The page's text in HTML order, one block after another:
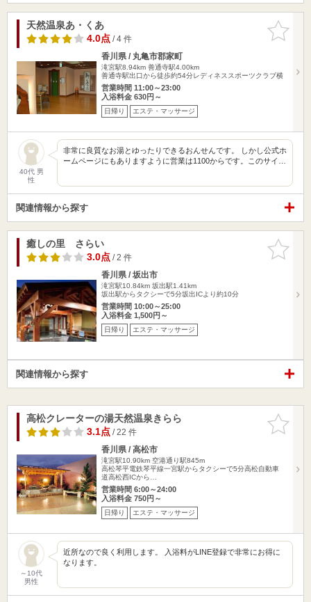
お気に入
りに追加
天然温泉あ・くあ
4.0点/ 4 件
香川県 / 丸亀市郡家町
滝宮駅8.94km 善通寺駅4.00km
善通寺駅出口から徒歩約54分レディネススポーツクラブ横
営業時間 11:00～23:00
入浴料金 630円～
日帰り エステ・マッサージ
40代 男
性
非常に良質なお湯とゆったりできるおんせんです。 しかし公式ホ
ームページにもありますように営業は1100からです。このサイ…
関連情報から探す
お気に入
りに追加
癒しの里 さらい
3.0点/ 2 件
香川県 / 坂出市
滝宮駅10.84km 坂出駅1.41km
坂出駅からタクシーで5分坂出ICより約10分
営業時間 10:00～25:00
入浴料金 1,500円～
日帰り エステ・マッサージ
関連情報から探す
お気に入
りに追加
高松クレーターの湯天然温泉きらら
3.1点/ 22 件
香川県 / 高松市
滝宮駅10.90km 空港通り駅845m
高松琴平電鉄琴平線一宮駅からタクシーで5分高松自動車
道高松西ICから…
営業時間 6:00～24:00
入浴料金 750円～
日帰り エステ・マッサージ
～10代
男性
近所なので良く利用します。 入浴料がLINE登録で非常にお得に
なります。